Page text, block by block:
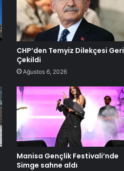
CHP’den Temyiz Dilekçesi Geri
Çekildi
Ağustos 6, 2026
Manisa Gençlik Festivali’nde
Simge sahne aldı